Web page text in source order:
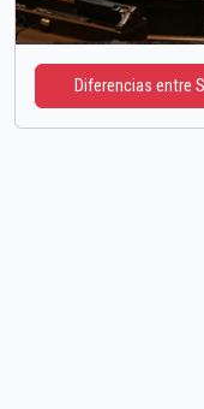
Diferencias entre